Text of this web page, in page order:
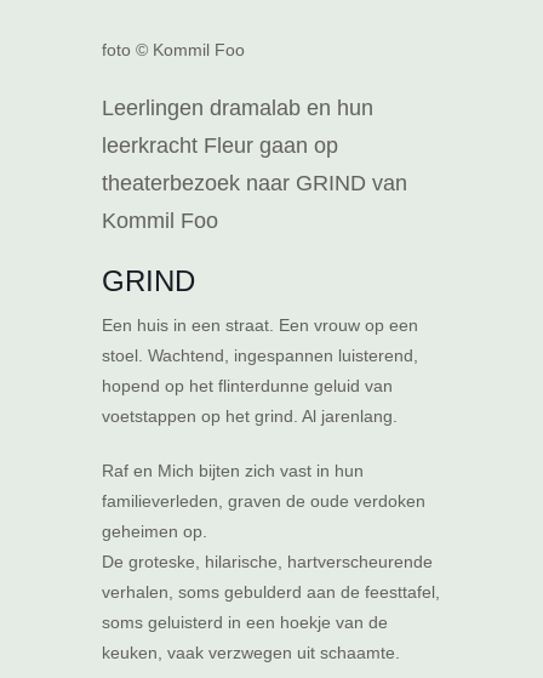
foto © Kommil Foo
Leerlingen dramalab en hun
leerkracht Fleur gaan op
theaterbezoek naar GRIND van
Kommil Foo
GRIND
Een huis in een straat. Een vrouw op een
stoel. Wachtend, ingespannen luisterend,
hopend op het flinterdunne geluid van
voetstappen op het grind. Al jarenlang.
Raf en Mich bijten zich vast in hun
familieverleden, graven de oude verdoken
geheimen op.
De groteske, hilarische, hartverscheurende
verhalen, soms gebulderd aan de feesttafel,
soms geluisterd in een hoekje van de
keuken, vaak verzwegen uit schaamte.